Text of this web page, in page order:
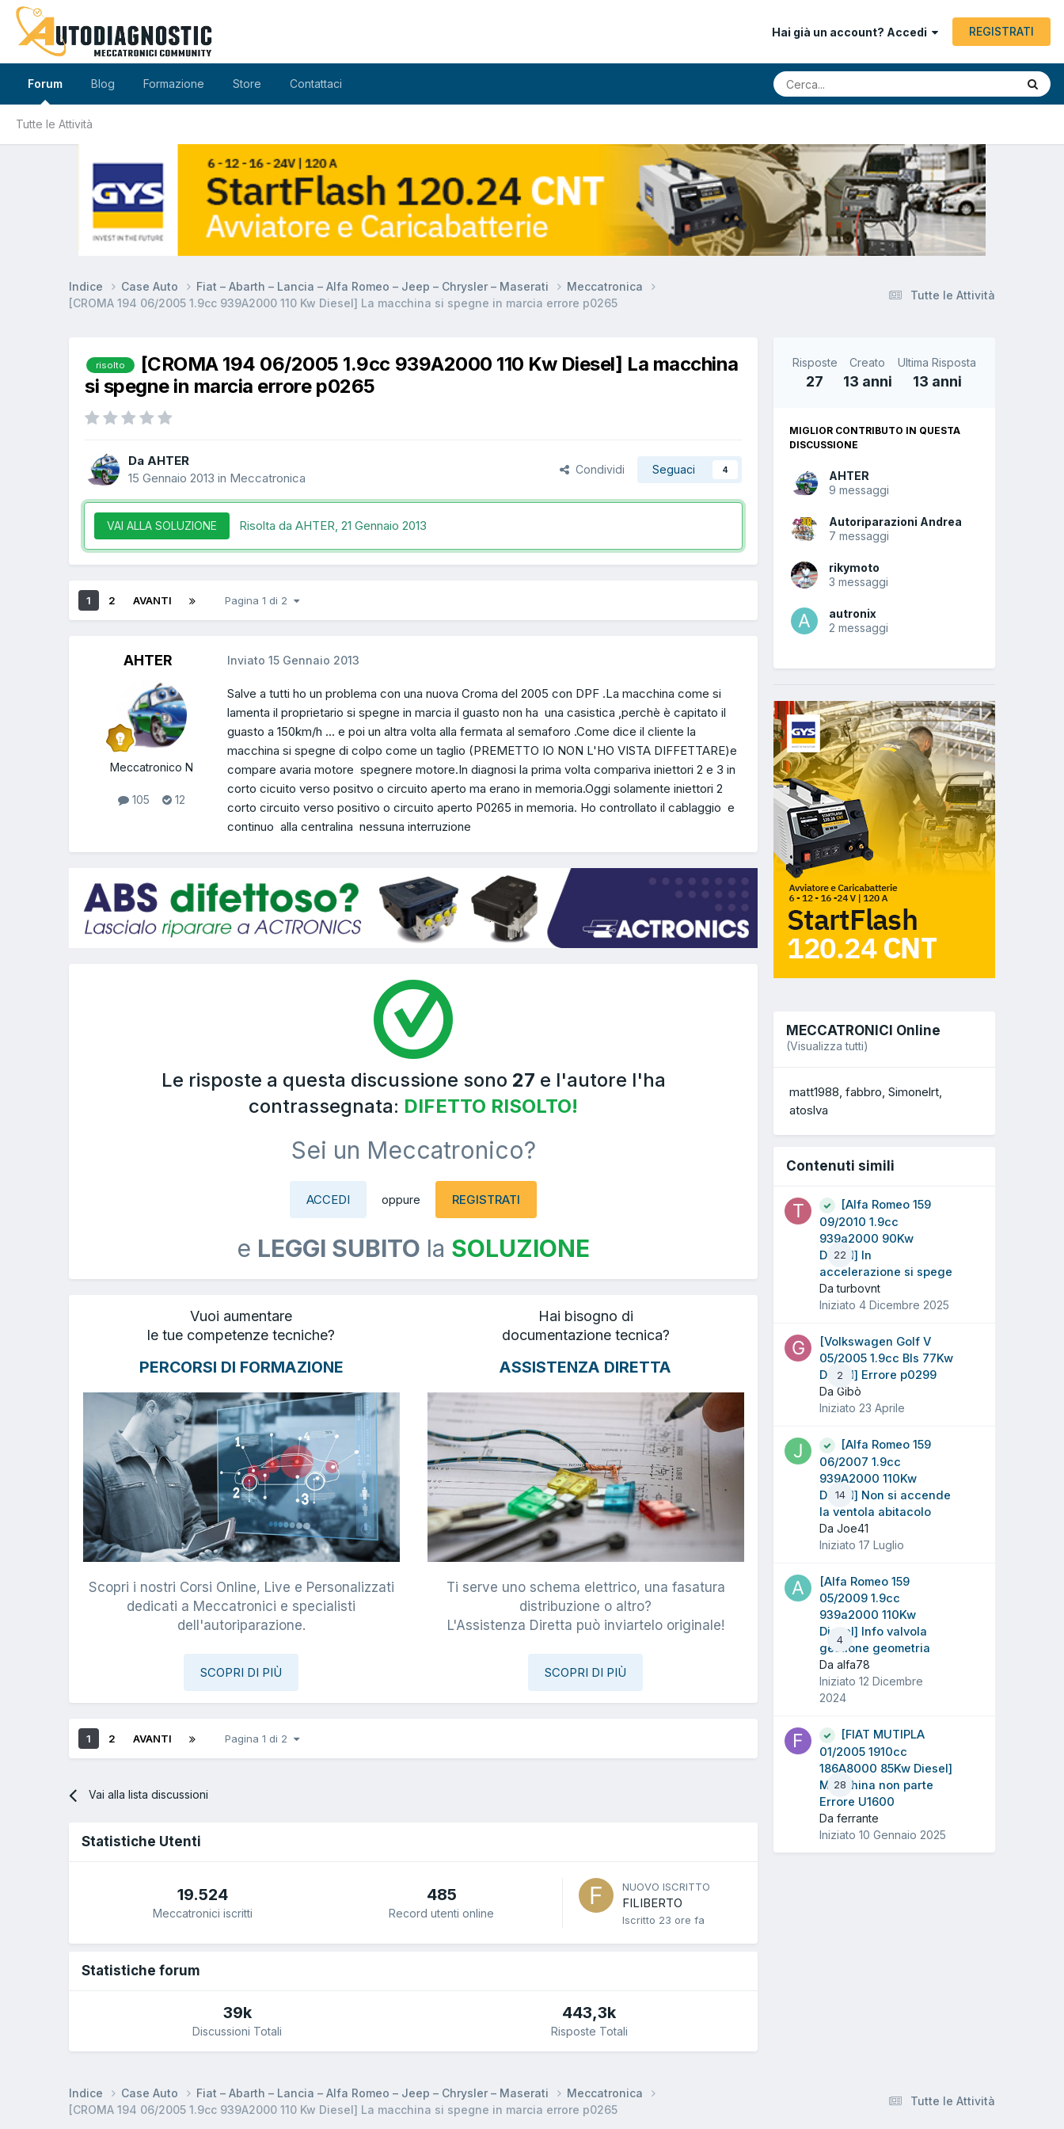
Hai già un account? Accedi REGISTRATI
Forum
Tutte le Attività
Blog Formazione Store Contattaci
Tutte le Attività
Indice Case Auto Fiat – Abarth – Lancia – Alfa Romeo – Jeep – Chrysler – Maserati
Meccatronica
[CROMA 194 06/2005 1.9cc 939A2000 110 Kw Diesel] La macchina si spegne in marcia errore p0265
risolto
[CROMA 194 06/2005 1.9cc 939A2000 110 Kw Diesel] La macchina
si spegne in marcia errore p0265
Da AHTER
15 Gennaio 2013 in Meccatronica
Condividi Seguaci 4
VAI ALLA SOLUZIONE Risolta da AHTER, 21 Gennaio 2013
1 2 AVANTI Pagina 1 di 2
AHTER
Meccatronico N
105 12
Inviato 15 Gennaio 2013
Salve a tutti ho un problema con una nuova Croma del 2005 con DPF .La macchina come si
lamenta il proprietario si spegne in marcia il guasto non ha una casistica ,perchè è capitato il
guasto a 150km/h ... e poi un altra volta alla fermata al semaforo .Come dice il cliente la
macchina si spegne di colpo come un taglio (PREMETTO IO NON L'HO VISTA DIFFETTARE)e
compare avaria motore spegnere motore.In diagnosi la prima volta compariva iniettori 2 e 3 in
corto cicuito verso positvo o circuito aperto ma erano in memoria.Oggi solamente iniettori 2
corto circuito verso positivo o circuito aperto P0265 in memoria. Ho controllato il cablaggio e
continuo alla centralina nessuna interruzione
Le risposte a questa discussione sono 27 e l'autore l'ha
contrassegnata: DIFETTO RISOLTO!
Sei un Meccatronico?
ACCEDI oppure REGISTRATI
e LEGGI SUBITO la SOLUZIONE
Vuoi aumentare
le tue competenze tecniche?
PERCORSI DI FORMAZIONE
Scopri i nostri Corsi Online, Live e Personalizzati
dedicati a Meccatronici e specialisti
dell'autoriparazione.
SCOPRI DI PIÙ
Hai bisogno di
documentazione tecnica?
ASSISTENZA DIRETTA
Ti serve uno schema elettrico, una fasatura
distribuzione o altro?
L'Assistenza Diretta può inviartelo originale!
SCOPRI DI PIÙ
1 2 AVANTI Pagina 1 di 2
Vai alla lista discussioni
Statistiche Utenti
19.524
Meccatronici iscritti
485
Record utenti online
NUOVO ISCRITTO
FILIBERTO
Iscritto 23 ore fa
Statistiche forum
39k
Discussioni Totali
443,3k
Risposte Totali
Risposte
27
Creato
13 anni
Ultima Risposta
13 anni
MIGLIOR CONTRIBUTO IN QUESTA
DISCUSSIONE
AHTER
9 messaggi
Autoriparazioni Andrea
7 messaggi
rikymoto
3 messaggi
autronix
2 messaggi
MECCATRONICI Online
(Visualizza tutti)
matt1988 fabbro Simonelrt
atoslva
Contenuti simili
22
[Alfa Romeo 159
09/2010 1.9cc
939a2000 90Kw
Diesel] In
accelerazione si spege
Da turbovnt
Iniziato 4 Dicembre 2025
2
[Volkswagen Golf V
05/2005 1.9cc Bls 77Kw
Diesel] Errore p0299
Da Gibò
Iniziato 23 Aprile
14
[Alfa Romeo 159
06/2007 1.9cc
939A2000 110Kw
Diesel] Non si accende
la ventola abitacolo
Da Joe41
Iniziato 17 Luglio
4
[Alfa Romeo 159
05/2009 1.9cc
939a2000 110Kw
Diesel] Info valvola
gestione geometria
Da alfa78
Iniziato 12 Dicembre
2024
28
[FIAT MUTIPLA
01/2005 1910cc
186A8000 85Kw Diesel]
Macchina non parte
Errore U1600
Da ferrante
Iniziato 10 Gennaio 2025
Tutte le Attività
Indice Case Auto Fiat – Abarth – Lancia – Alfa Romeo – Jeep – Chrysler – Maserati
Meccatronica
[CROMA 194 06/2005 1.9cc 939A2000 110 Kw Diesel] La macchina si spegne in marcia errore p0265